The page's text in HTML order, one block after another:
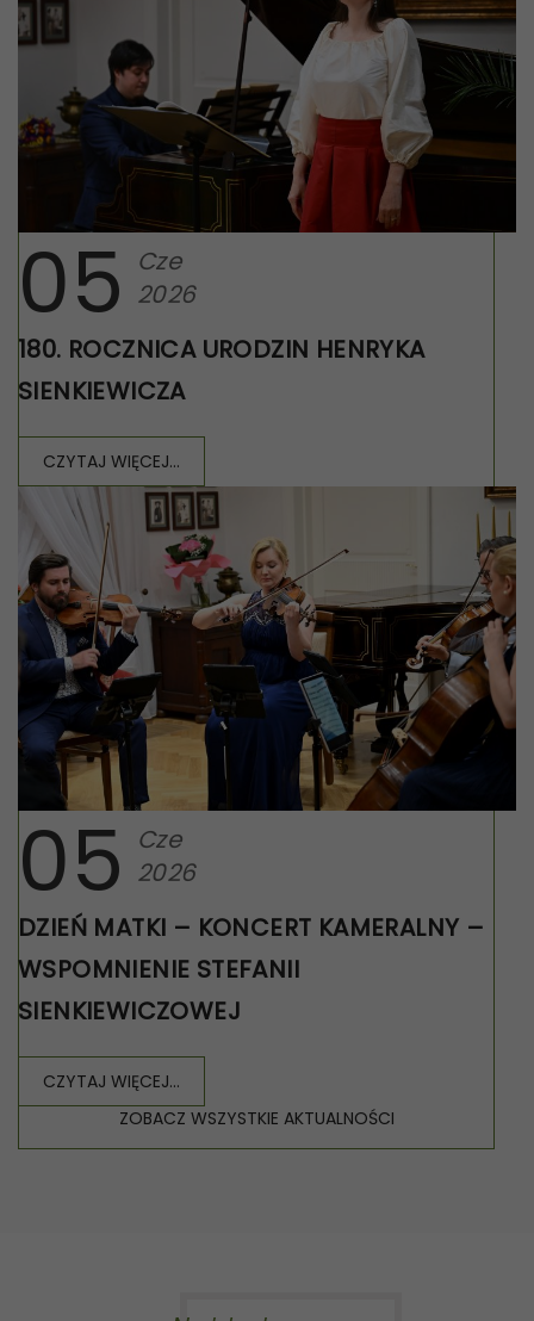
05
Cze
2026
180. ROCZNICA URODZIN HENRYKA
SIENKIEWICZA
CZYTAJ WIĘCEJ...
05
Cze
2026
DZIEŃ MATKI – KONCERT KAMERALNY –
WSPOMNIENIE STEFANII
SIENKIEWICZOWEJ
CZYTAJ WIĘCEJ...
ZOBACZ WSZYSTKIE AKTUALNOŚCI